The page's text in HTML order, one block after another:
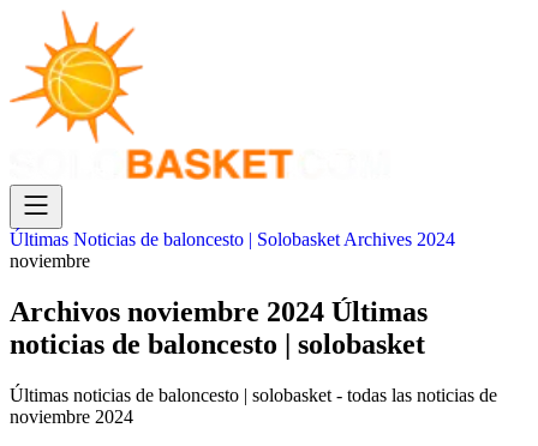
Últimas Noticias de baloncesto | Solobasket Archives 2024
noviembre
Archivos noviembre 2024 Últimas
noticias de baloncesto | solobasket
Últimas noticias de baloncesto | solobasket - todas las noticias de
noviembre 2024